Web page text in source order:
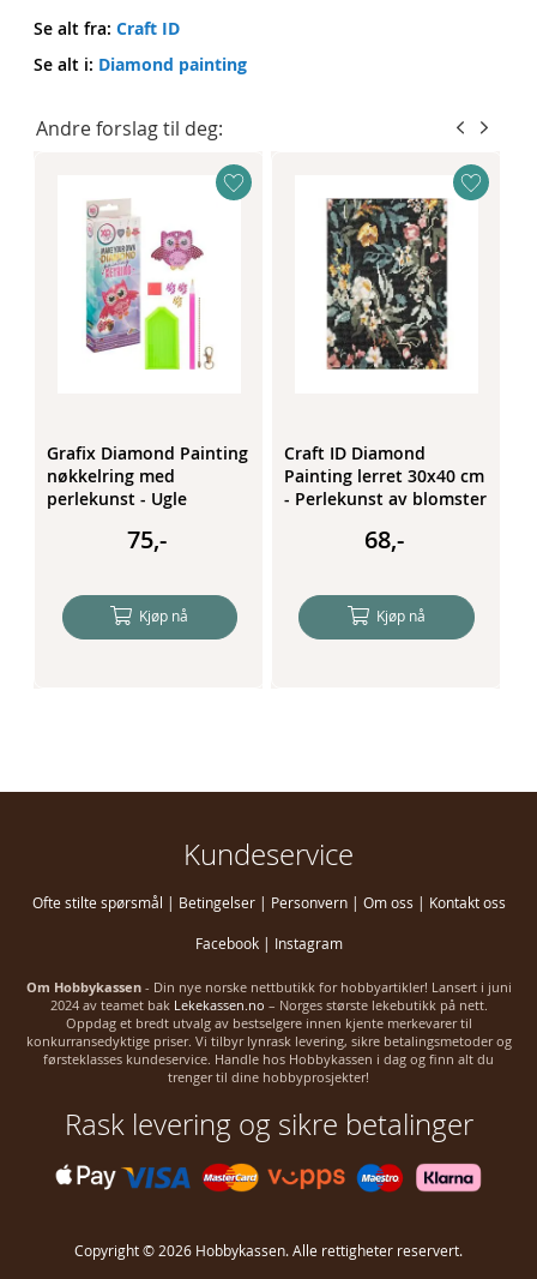
Se alt fra:Craft ID
Se alt i: Diamond painting
Andre forslag til deg:
Grafix Diamond Painting
nøkkelring med
perlekunst - Ugle
75,-
Kjøp nå
Craft ID Diamond
Painting lerret 30x40 cm
- Perlekunst av blomster
68,-
Kjøp nå
Kundeservice
Ofte stilte spørsmål | Betingelser| Personvern | Om oss | Kontakt oss
Facebook| Instagram
Om Hobbykassen- Din nye norske nettbutikk for hobbyartikler! Lansert i juni
2024 av teamet bak Lekekassen.no – Norges største lekebutikk på nett.
Oppdag et bredt utvalg av bestselgere innen kjente merkevarer til
konkurransedyktige priser. Vi tilbyr lynrask levering, sikre betalingsmetoder og
førsteklasses kundeservice. Handle hos Hobbykassen i dag og finn alt du
trenger til dine hobbyprosjekter!
Rask levering og sikre betalinger
Copyright © 2026 Hobbykassen. Alle rettigheter reservert.